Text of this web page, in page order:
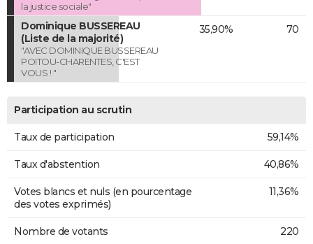
la justice sociale"
Dominique BUSSEREAU
(Liste de la majorité)
"AVEC DOMINIQUE BUSSEREAU
POITOU-CHARENTES, C'EST
VOUS ! "
35,90% 70
Participation au scrutin
Taux de participation 59,14%
Taux d'abstention 40,86%
Votes blancs et nuls (en pourcentage
des votes exprimés)
11,36%
Nombre de votants 220